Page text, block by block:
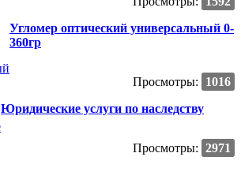
Угломер оптический универсальный 0-
360гр
Просмотры:
1016
Юридические услуги по наследству
Просмотры: 2971